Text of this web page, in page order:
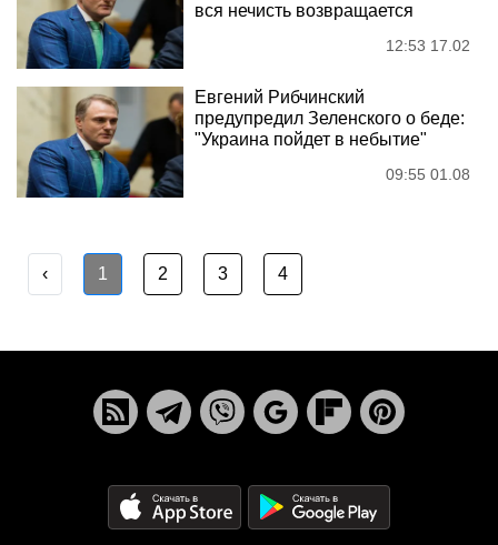
вся нечисть возвращается
12:53 17.02
Евгений Рибчинский
предупредил Зеленского о беде:
"Украина пойдет в небытие"
09:55 01.08
‹ 1 2 3 4